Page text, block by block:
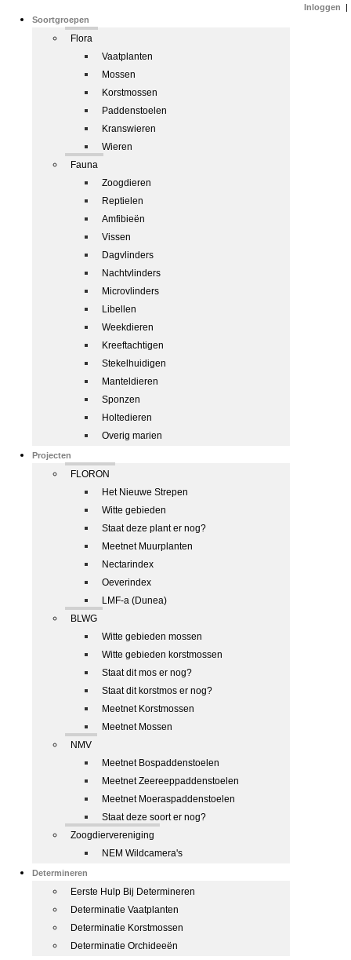
Soortgroepen
Flora
Vaatplanten
Mossen
Korstmossen
Paddenstoelen
Kranswieren
Wieren
Fauna
Zoogdieren
Reptielen
Amfibieën
Vissen
Dagvlinders
Nachtvlinders
Microvlinders
Libellen
Weekdieren
Kreeftachtigen
Stekelhuidigen
Manteldieren
Sponzen
Holtedieren
Overig marien
Projecten
FLORON
Het Nieuwe Strepen
Witte gebieden
Staat deze plant er nog?
Meetnet Muurplanten
Nectarindex
Oeverindex
LMF-a (Dunea)
BLWG
Witte gebieden mossen
Witte gebieden korstmossen
Staat dit mos er nog?
Staat dit korstmos er nog?
Meetnet Korstmossen
Meetnet Mossen
NMV
Meetnet Bospaddenstoelen
Meetnet Zeereeppaddenstoelen
Meetnet Moeraspaddenstoelen
Staat deze soort er nog?
Zoogdiervereniging
NEM Wildcamera's
Determineren
Eerste Hulp Bij Determineren
Determinatie Vaatplanten
Determinatie Korstmossen
Determinatie Orchideeën
Inloggen |